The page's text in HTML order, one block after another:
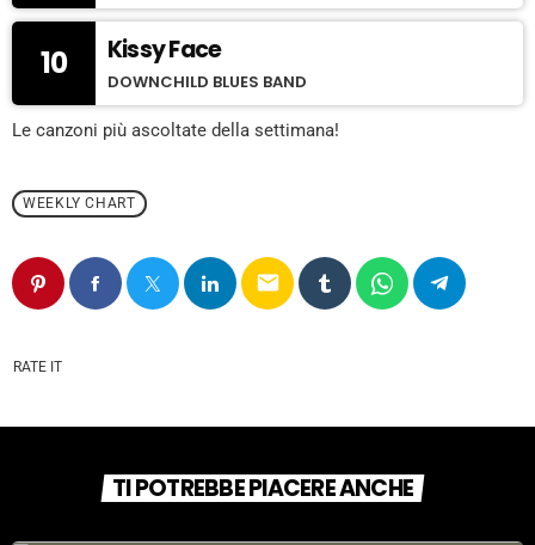
10 Kissy Face
DOWNCHILD BLUES BAND
Le canzoni più ascoltate della settimana!
WEEKLY CHART
email
RATE IT
TI POTREBBE PIACERE ANCHE